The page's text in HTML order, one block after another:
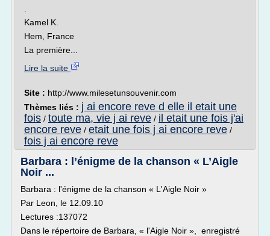
Kamel K.
Hem, France
La première...
Lire la suite
Site : http://www.milesetunsouvenir.com
Thèmes liés : j ai encore reve d elle il etait une
fois / toute ma, vie j ai reve / il etait une fois j'ai
encore reve / etait une fois j ai encore reve /
fois j ai encore reve
Barbara : l’énigme de la chanson « L’Aigle
Noir ...
Barbara : l'énigme de la chanson « L'Aigle Noir »
Par Leon, le 12.09.10
Lectures :137072
Dans le répertoire de Barbara, « l'Aigle Noir », enregistré